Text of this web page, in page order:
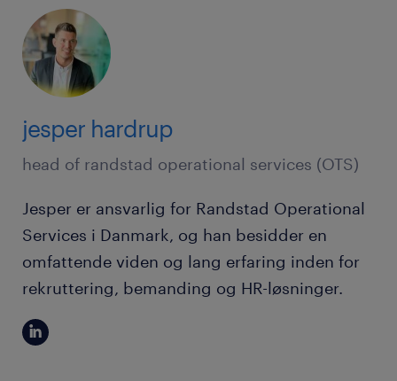
jesper hardrup
head of randstad operational services (OTS)
Jesper er ansvarlig for Randstad Operational
Services i Danmark, og han besidder en
omfattende viden og lang erfaring inden for
rekruttering, bemanding og HR-løsninger.